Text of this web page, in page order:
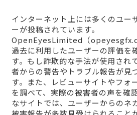
インターネット上には多くのユー
ーが投稿されています。
OpenEyesLimited（
過去に利用したユーザーの評価を
す。もし詐欺的な手法が使用され
者からの警告やトラブル報告が見
す。また、レビューサイトやフォ
を調べて、実際の被害者の声を確
なサイトでは、ユーザーからのネ